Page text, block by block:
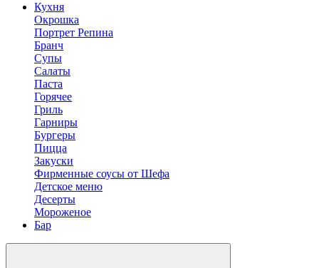
Кухня
Окрошка
Портрет Репина
Бранч
Супы
Салаты
Паста
Горячее
Гриль
Гарниры
Бургеры
Пицца
Закуски
Фирменные соусы от Шефа
Детское меню
Десерты
Мороженое
Бар